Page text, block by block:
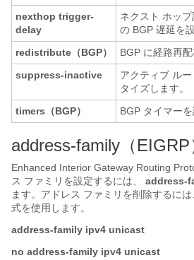
nexthop trigger-
delay
ネクスト ホッ
の BGP 遅延を
redistribute（BGP）
BGP に経路再配
suppress-inactive
アクティブ ル
タイズします。
timers（BGP）
BGP タイマーを
address-family （EIGRP
Enhanced Interior Gateway Routing
ス ファミリを設定するには、
address-
ます。アドレス ファミリを削除するに
式を使用します。
address-family ipv4 unicast
no address-family ipv4 unicast